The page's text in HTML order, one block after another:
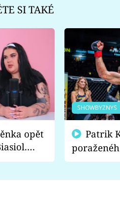
SI TAKÉ
opět
a
SHOWBYZNYS
fanoušci